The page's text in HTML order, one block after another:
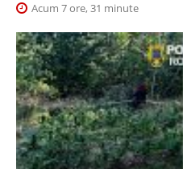
Acum 7 ore, 31 minute